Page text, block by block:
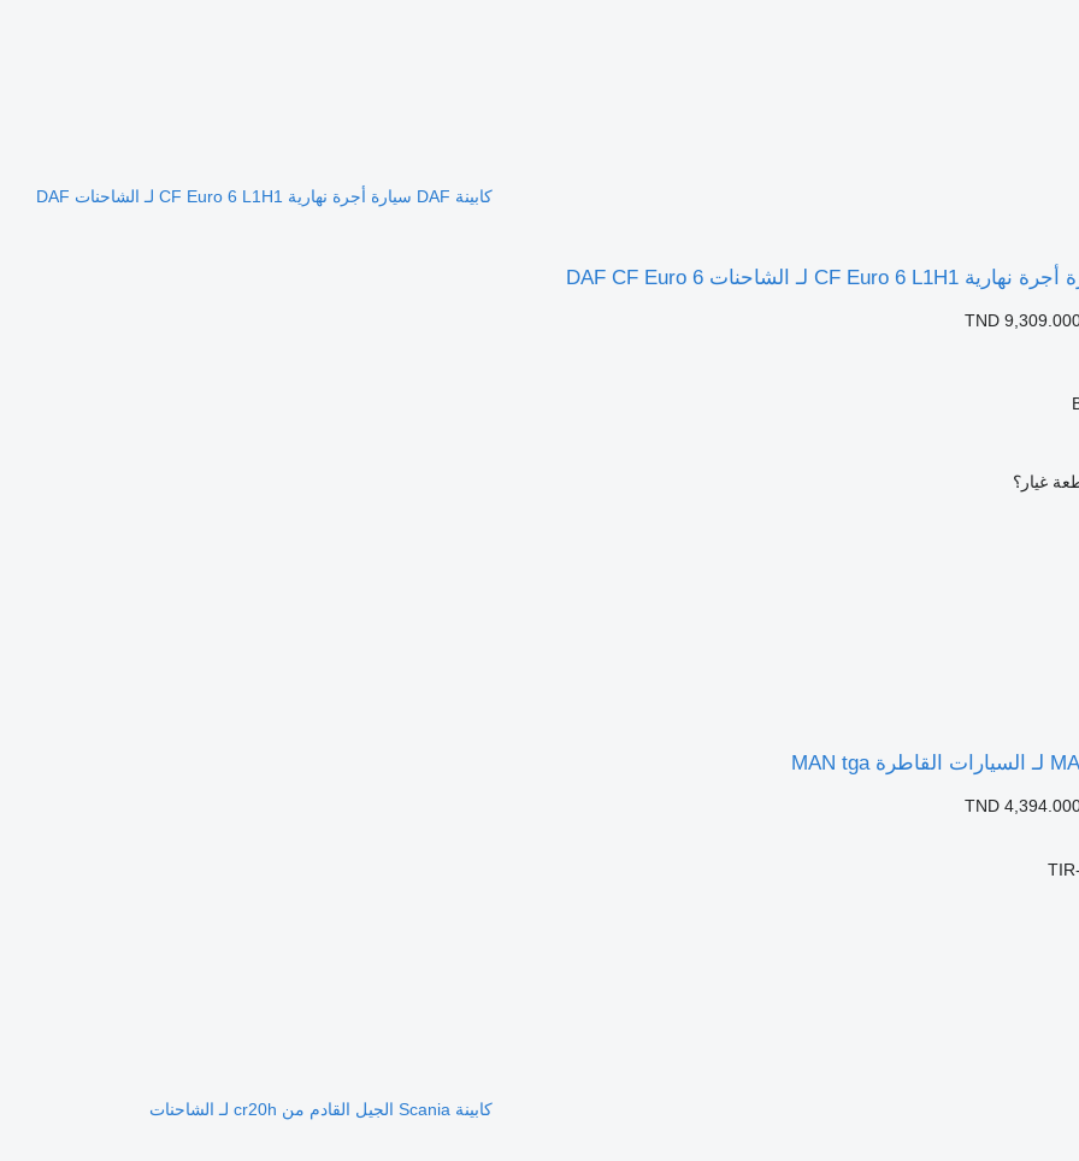
كابينة DAF سيارة أجرة نهارية CF Euro 6 L1H1 لـ الشاحنات DAF
TND
غيار؟
TND
كابينة Scania الجيل القادم من cr20h لـ الشاحنات